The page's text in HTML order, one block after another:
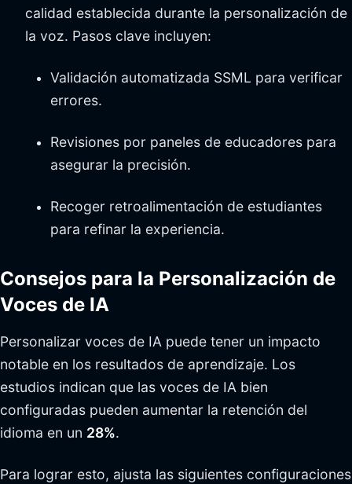
calidad establecida durante la personalización de
la voz. Pasos clave incluyen:
Validación automatizada SSML para verificar
errores.
Revisiones por paneles de educadores para
asegurar la precisión.
Recoger retroalimentación de estudiantes
para refinar la experiencia.
Consejos para la Personalización de
Voces de IA
Personalizar voces de IA puede tener un impacto
notable en los resultados de aprendizaje. Los
estudios indican que las voces de IA bien
configuradas pueden aumentar la retención del
idioma en un 28%.
Para lograr esto, ajusta las siguientes configuraciones